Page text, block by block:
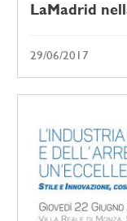
LaMadrid
29/06/2017